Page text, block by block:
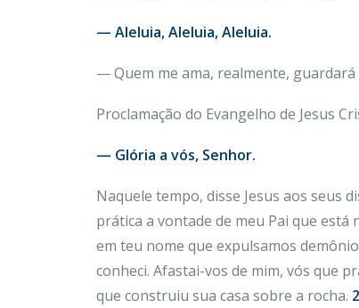
— Aleluia, Aleluia, Aleluia.
— Quem me ama, realmente,
Proclamação do Evangelho de Jesus
— Glória a vós, Senhor.
Naquele tempo, disse Jesus aos seus
prática a vontade de meu Pai que está
em teu nome que expulsamos
conheci. Afastai-vos de mim, vós que
que construiu sua casa sobre a rocha.